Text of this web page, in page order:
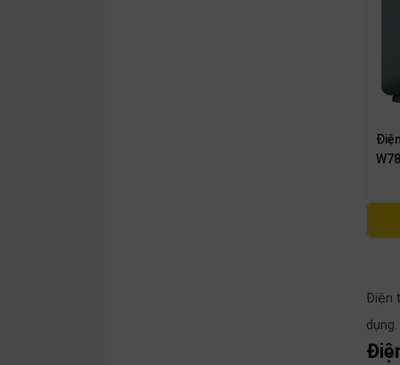
Điện
dụng.